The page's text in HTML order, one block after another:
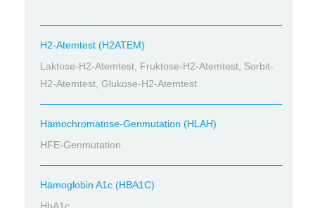
H2-Atemtest (H2ATEM)
Laktose-H2-Atemtest, Fruktose-H2-Atemtest, Sorbit-
H2-Atemtest, Glukose-H2-Atemtest
Hämochromatose-Genmutation (HLAH)
HFE-Genmutation
Hämoglobin A1c (HBA1C)